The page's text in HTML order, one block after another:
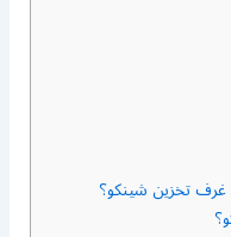
غرف تخزين شينكو؟